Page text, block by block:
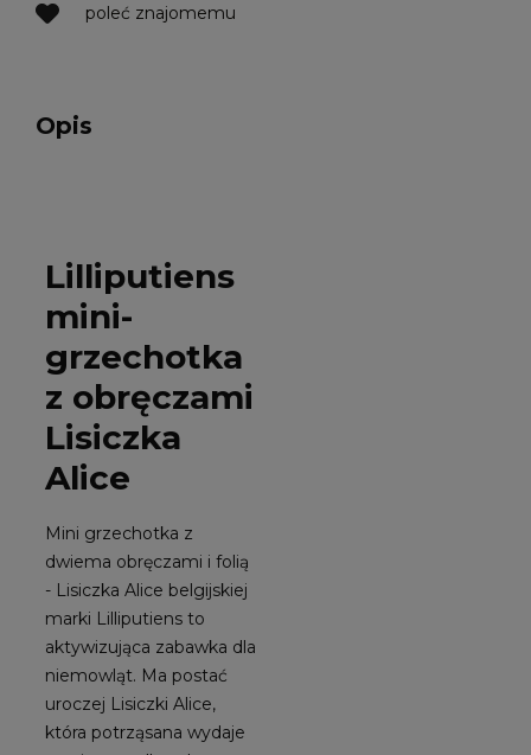
poleć znajomemu
Opis
Lilliputiens
mini-
grzechotka
z obręczami
Lisiczka
Alice
Mini grzechotka z
dwiema obręczami i folią
- Lisiczka Alice belgijskiej
marki Lilliputiens to
aktywizująca zabawka dla
niemowląt. Ma postać
uroczej Lisiczki Alice,
która potrząsana wydaje